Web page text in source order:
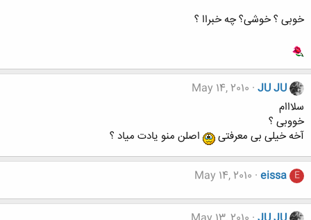
خوبی ؟ خوشی؟‌ چه خبراا ؟
JU JU
May 14, 2010
سلااام
خووبی ؟
آخه خیلی بی معرفتی
اصلن منو یادت میاد ؟
E
eissa
May 14, 2010